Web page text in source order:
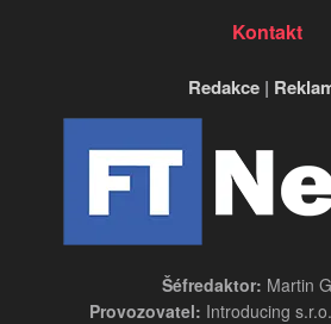
Kontakt
Redakce |
Šéfredaktor: Martin
Provozovatel: Introducing